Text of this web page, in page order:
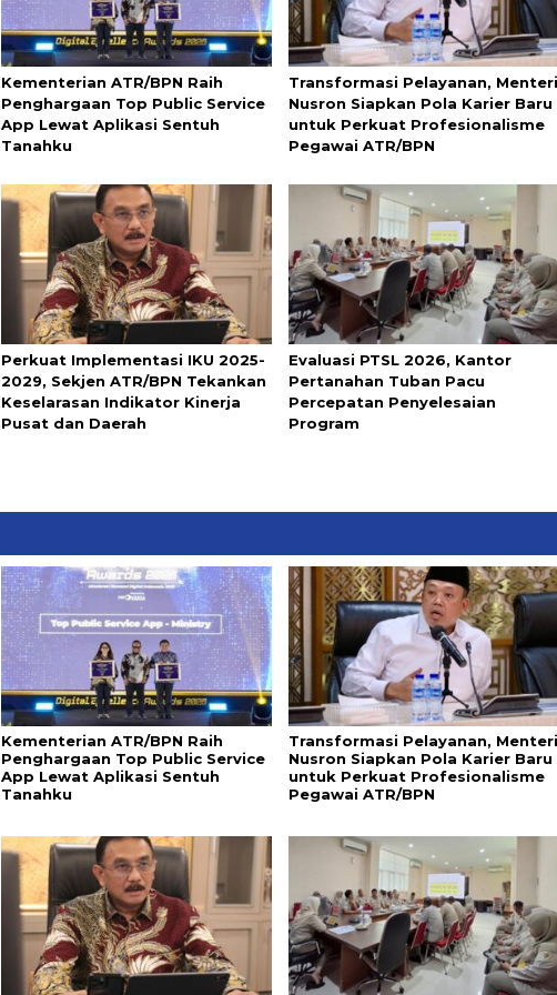
Kementerian ATR/BPN Raih
Penghargaan Top Public Service
App Lewat Aplikasi Sentuh
Tanahku
Transformasi Pelayanan, Menteri
Nusron Siapkan Pola Karier Baru
untuk Perkuat Profesionalisme
Pegawai ATR/BPN
Perkuat Implementasi IKU 2025-
2029, Sekjen ATR/BPN Tekankan
Keselarasan Indikator Kinerja
Pusat dan Daerah
Evaluasi PTSL 2026, Kantor
Pertanahan Tuban Pacu
Percepatan Penyelesaian
Program
Kementerian ATR/BPN Raih
Penghargaan Top Public Service
App Lewat Aplikasi Sentuh
Tanahku
Transformasi Pelayanan, Menteri
Nusron Siapkan Pola Karier Baru
untuk Perkuat Profesionalisme
Pegawai ATR/BPN